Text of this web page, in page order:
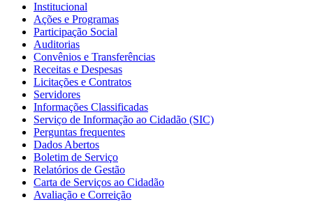
Institucional
Ações e Programas
Participação Social
Auditorias
Convênios e Transferências
Receitas e Despesas
Licitações e Contratos
Servidores
Informações Classificadas
Serviço de Informação ao Cidadão (SIC)
Perguntas frequentes
Dados Abertos
Boletim de Serviço
Relatórios de Gestão
Carta de Serviços ao Cidadão
Avaliação e Correição